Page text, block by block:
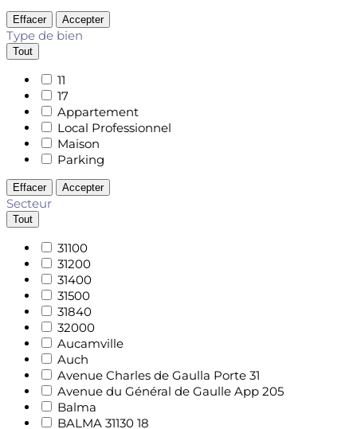
Effacer Accepter
Type de bien
Tout
11
17
Appartement
Local Professionnel
Maison
Parking
Effacer Accepter
Secteur
Tout
31100
31200
31400
31500
31840
32000
Aucamville
Auch
Avenue Charles de Gaulla Porte 31
Avenue du Général de Gaulle App 205
Balma
BALMA 31130 18